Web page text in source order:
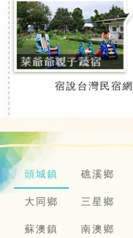
宿說台灣民宿網
頭城鎮 礁溪鄉
大同鄉 三星鄉
蘇澳鎮 南澳鄉